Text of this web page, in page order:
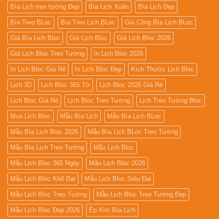
Bìa Lịch treo tường Đẹp Bìa Lịch Xuân Bìa Lịch Đẹp
Bìa Treo BLoc Bìa Treo Lịch BLoc Gia Công Bìa Lịch BLoc
Giá Bìa Lịch Bloc Giá Lịch Bloc Giá Lịch Bloc 2026
Giá Lịch Bloc Treo Tường In Lịch Bloc 2026
In Lịch Bloc Giá Rẻ In Lịch Bloc Đẹp Kích Thước Lịch Bloc
Lịch 3D Lịch Bloc 365 Tờ Lịch Bloc 2026 Giá Rẻ
Lịch Bloc Giá Rẻ Lịch Bloc Treo Tường Lịch Treo Tường Bloc
Mua Lich Bloc Mẫu Bìa Lịch Mẫu Bìa Lịch BLoc
Mẫu Bìa Lịch Bloc 2026 Mẫu Bìa Lịch BLoc Treo Tường
Mẫu Bìa Lịch Treo Tường Mẫu Lịch Bloc
Mẫu Lịch Bloc 365 Ngày Mẫu Lịch Bloc 2026
Mẫu Lịch Bloc Khổ Đại Mẫu Lịch Bloc Siêu Đại
Mẫu Lịch Bloc Treo Tường Mẫu Lịch Bloc Treo Tường Đẹp
Mẫu Lịch Bloc Đẹp 2026 Ép Kim Bìa Lịch